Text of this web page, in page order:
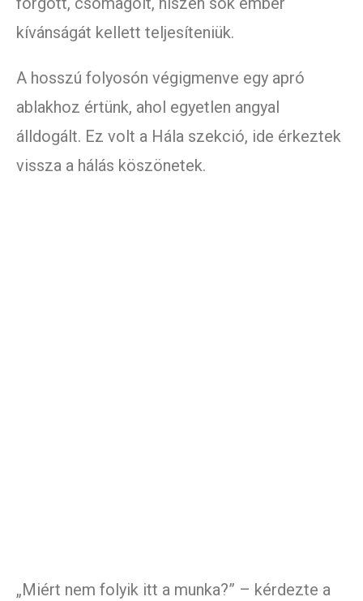
kívánságát kellett teljesíteniük.
A hosszú folyosón végigmenve egy apró
ablakhoz értünk, ahol egyetlen angyal
álldogált. Ez volt a Hála szekció, ide érkeztek
vissza a hálás köszönetek.
„Miért nem folyik itt a munka?” – kérdezte a